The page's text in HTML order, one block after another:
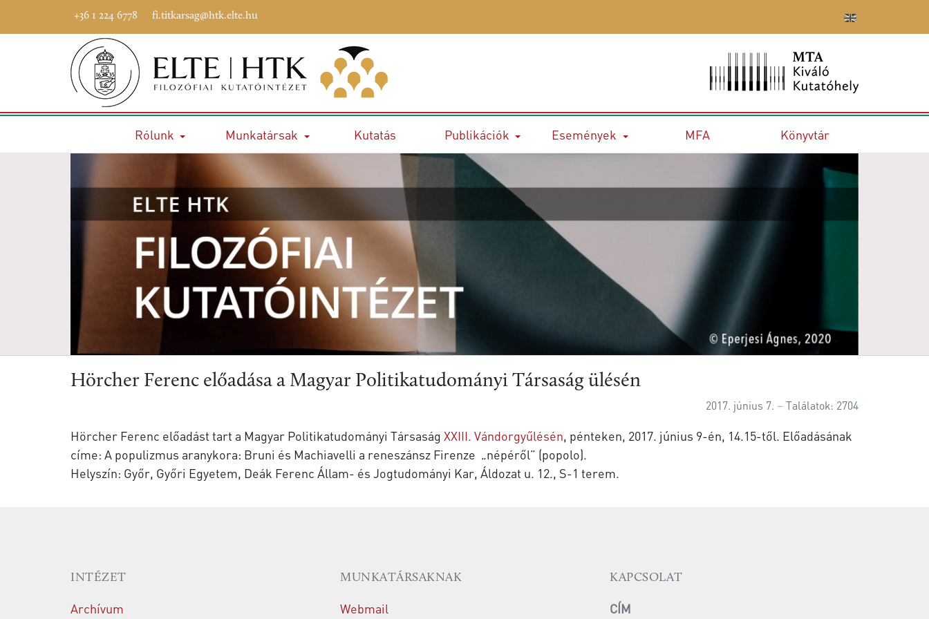
+36 1 224 6778 fi.titkarsag@htk.elte.hu
Rólunk Munkatársak Kutatás Publikációk Események MFA Könyvtár
Hörcher Ferenc előadása a Magyar Politikatudományi Társaság ülésén
2017. június 7. Találatok: 2704
Hörcher Ferenc előadást tart a Magyar Politikatudományi Társaság XXIII. Vándorgyűlésén, pénteken, 2017. június 9-én, 14.15-től. Előadásának
címe: A populizmus aranykora: Bruni és Machiavelli a reneszánsz Firenze „népéről” (popolo).
Helyszín: Győr, Győri Egyetem, Deák Ferenc Állam- és Jogtudományi Kar, Áldozat u. 12., S-1 terem.
INTÉZET
Archívum
MUNKATÁRSAKNAK
Webmail
KAPCSOLAT
CÍM